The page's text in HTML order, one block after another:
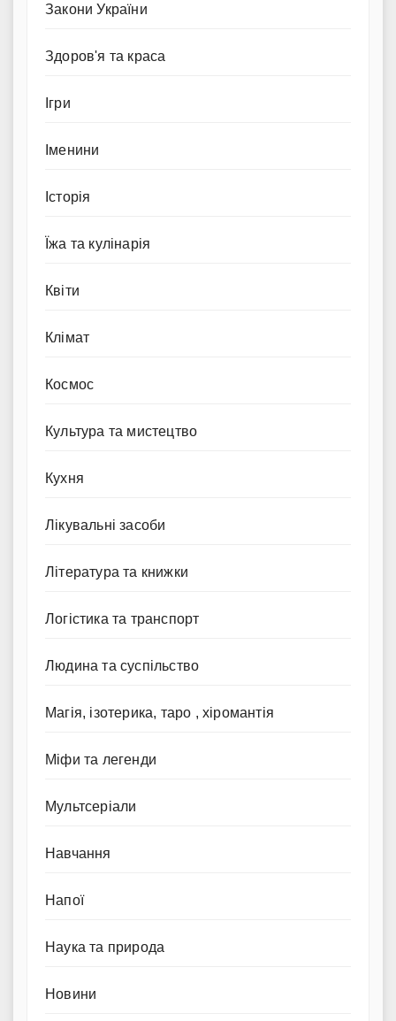
Закони України
Здоров'я та краса
Ігри
Іменини
Історія
Їжа та кулінарія
Квіти
Клімат
Космос
Культура та мистецтво
Кухня
Лікувальні засоби
Література та книжки
Логістика та транспорт
Людина та суспільство
Магія, ізотерика, таро , хіромантія
Міфи та легенди
Мультсеріали
Навчання
Напої
Наука та природа
Новини